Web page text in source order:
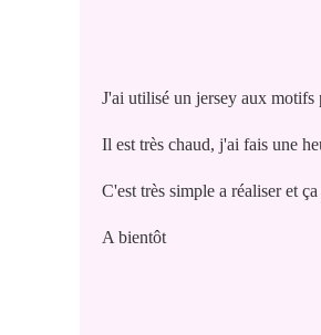
J'ai utilisé un jersey aux
Il est très chaud, j'ai fais une
C'est très simple a réaliser et
A bientôt